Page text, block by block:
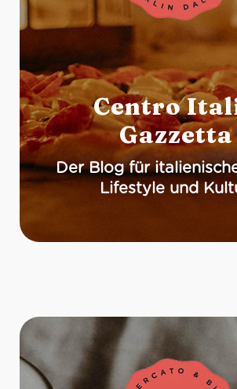
Centro
Gazzetta
Der Blog für
Lifestyle und